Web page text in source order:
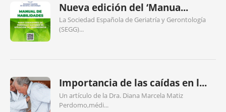
Nueva edición del ‘Manua...
La Sociedad Española de Geriatría y Gerontología
(SEGG)...
Importancia de las caídas en l...
Un artículo de la Dra. Diana Marcela Matiz
Perdomo,médi...